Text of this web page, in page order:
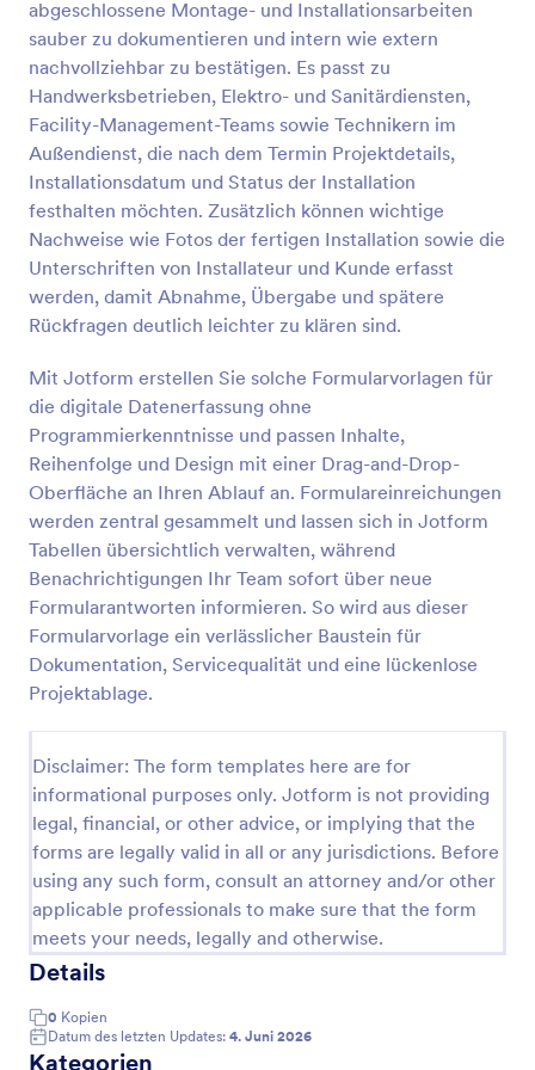
abgeschlossene Montage- und Installationsarbeiten
sauber zu dokumentieren und intern wie extern
nachvollziehbar zu bestätigen. Es passt zu
Handwerksbetrieben, Elektro- und Sanitärdiensten,
Facility-Management-Teams sowie Technikern im
Außendienst, die nach dem Termin Projektdetails,
Installationsdatum und Status der Installation
festhalten möchten. Zusätzlich können wichtige
Nachweise wie Fotos der fertigen Installation sowie die
Unterschriften von Installateur und Kunde erfasst
werden, damit Abnahme, Übergabe und spätere
Rückfragen deutlich leichter zu klären sind.
Mit Jotform erstellen Sie solche Formularvorlagen für
die digitale Datenerfassung ohne
Programmierkenntnisse und passen Inhalte,
Reihenfolge und Design mit einer Drag-and-Drop-
Oberfläche an Ihren Ablauf an. Formulareinreichungen
werden zentral gesammelt und lassen sich in Jotform
Tabellen übersichtlich verwalten, während
Benachrichtigungen Ihr Team sofort über neue
Formularantworten informieren. So wird aus dieser
Formularvorlage ein verlässlicher Baustein für
Dokumentation, Servicequalität und eine lückenlose
Projektablage.
Disclaimer: The form templates here are for
informational purposes only. Jotform is not providing
legal, financial, or other advice, or implying that the
forms are legally valid in all or any jurisdictions. Before
using any such form, consult an attorney and/or other
applicable professionals to make sure that the form
meets your needs, legally and otherwise.
Details
0 Kopien
Datum des letzten Updates: 4. Juni 2026
Kategorien
Vorschau
Dachinspektions Checkliste
Dokumentieren Sie Dachprüfungen mit der
Dachinspektions-Checkliste-Formularvorlage von
Jotform und vereinheitlichen Sie Datenerfassung
und Formular-Antworten für Hausverwaltungen,
Handwerksbetriebe und Facility-Management.
Go to Category:
Checklisten-Formulare
Vorlage verwenden
Vorschau